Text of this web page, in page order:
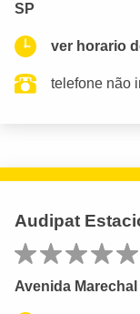
SP
ver horario
telefone não
Audipat
Avenida